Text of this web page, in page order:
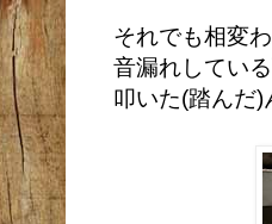
それでも相変
音漏れしてい
叩いた(踏んだ)